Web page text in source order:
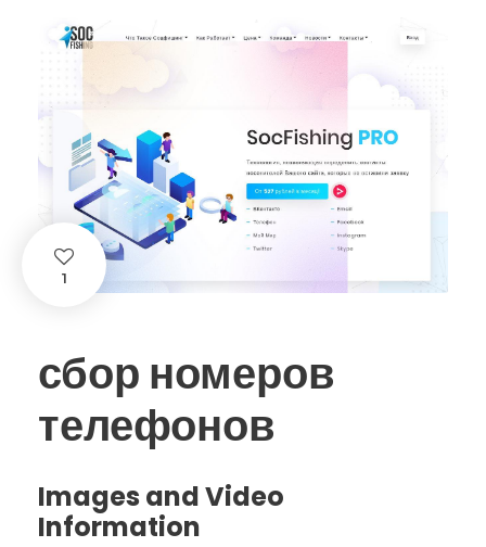
1
сбор номеров
телефонов
Images and Video
Information